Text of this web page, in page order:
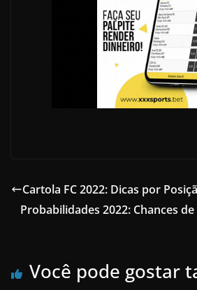
Cartola FC 2022: Dicas por
Probabilidades 2022: Chances
Você pode gostar